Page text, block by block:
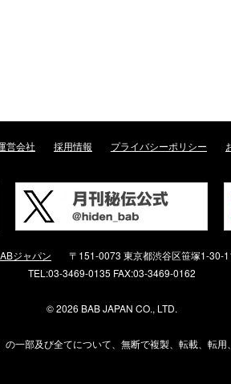
営会社 採用情報 プライバシーポリシー
ジャパン
〒151-0073 東京都渋谷区笹塚1-30-
TEL:03-3469-0135 FAX:03-3469-0162
©2026 BAB JAPAN CO., LTD.
一部及び全てについて、無断で複製、転載、転